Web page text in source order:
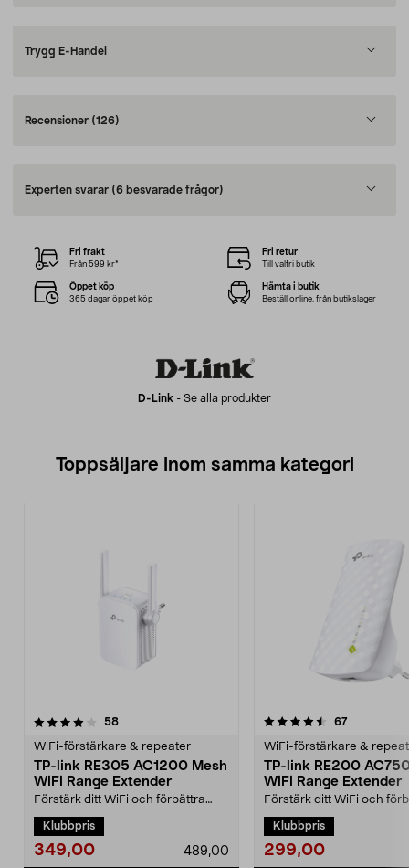
Trygg E-Handel
Recensioner (126)
Experten svarar (6 besvarade frågor)
D-Link - Se alla produkter
Fri frakt
Från 599 kr*
Fri retur
Till valfri butik
Öppet köp
365 dagar öppet köp
Hämta i butik
Beställ online, från butikslager
Toppsäljare inom samma kategori
58recensioner
WiFi-förstärkare & repeater
TP-link RE305 AC1200 Mesh
WiFi Range Extender
Förstärk ditt WiFi och förbättra
datorer, surfplatto...
Klubbpris
349,00 489,00
4.5 av 5 stjärnor 67recensioner
WiFi-förstärkare &
TP-link RE200
WiFi Range Extender
Förstärk ditt WiFi och
datorer, surfplatto...
Klubbpris
299,00
3.0 av 5 stjärnor